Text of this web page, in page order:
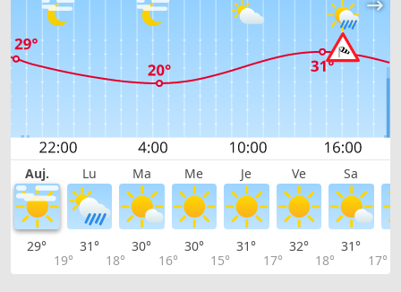
Auj. Lu Ma Me Je Ve Sa
29°
19°
31°
18°
30°
16°
30°
15°
31°
17°
32°
18°
31°
17°